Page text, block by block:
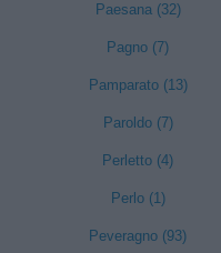
Paesana (32)
Pagno (7)
Pamparato (13)
Paroldo (7)
Perletto (4)
Perlo (1)
Peveragno (93)